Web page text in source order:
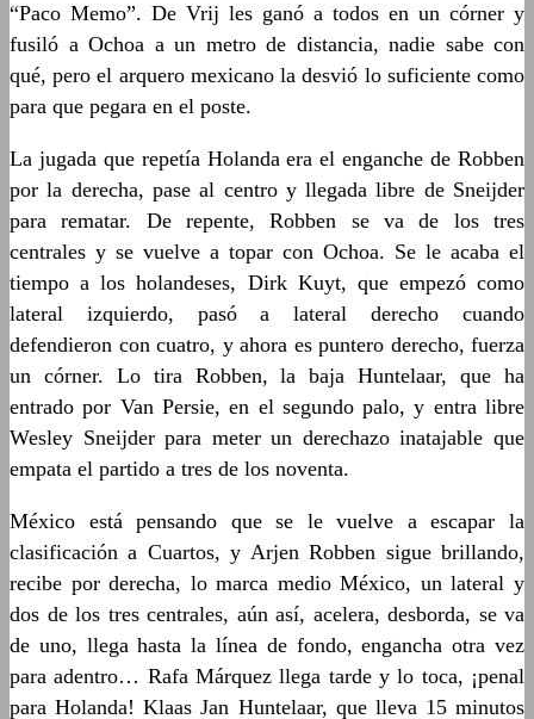
“Paco Memo”. De Vrij les ganó a todos en un córner y
fusiló a Ochoa a un metro de distancia, nadie sabe con
qué, pero el arquero mexicano la desvió lo suficiente como
para que pegara en el poste.
La jugada que repetía Holanda era el enganche de Robben
por la derecha, pase al centro y llegada libre de Sneijder
para rematar. De repente, Robben se va de los tres
centrales y se vuelve a topar con Ochoa. Se le acaba el
tiempo a los holandeses, Dirk Kuyt, que empezó como
lateral izquierdo, pasó a lateral derecho cuando
defendieron con cuatro, y ahora es puntero derecho, fuerza
un córner. Lo tira Robben, la baja Huntelaar, que ha
entrado por Van Persie, en el segundo palo, y entra libre
Wesley Sneijder para meter un derechazo inatajable que
empata el partido a tres de los noventa.
México está pensando que se le vuelve a escapar la
clasificación a Cuartos, y Arjen Robben sigue brillando,
recibe por derecha, lo marca medio México, un lateral y
dos de los tres centrales, aún así, acelera, desborda, se va
de uno, llega hasta la línea de fondo, engancha otra vez
para adentro… Rafa Márquez llega tarde y lo toca, ¡penal
para Holanda! Klaas Jan Huntelaar, que lleva 15 minutos